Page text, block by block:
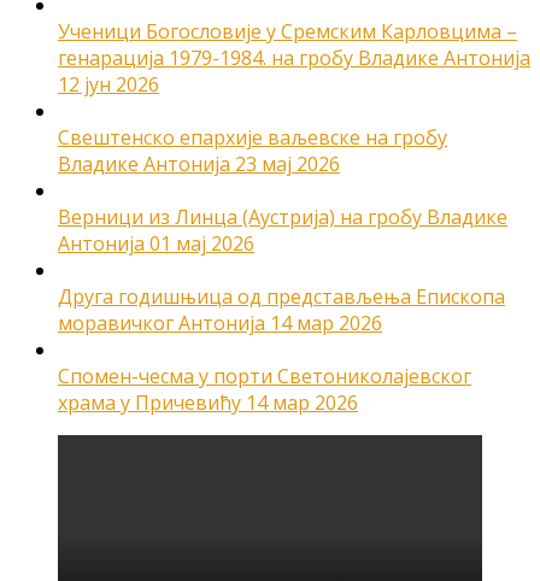
Ученици Богословије у Сремским Карловцима –
генарација 1979-1984. на гробу Владике Антонија
12 јун 2026
Свештенско епархије ваљевске на гробу
Владике Антонија 23 мај 2026
Верници из Линца (Аустрија) на гробу Владике
Антонија 01 мај 2026
Друга годишњица од представљења Епископа
моравичког Антонија 14 мар 2026
Спомен-чесма у порти Светониколајевског
храма у Причевићу 14 мар 2026